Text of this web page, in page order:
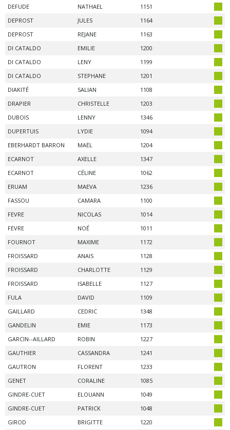
DEFUDE NATHAEL
1151
DEPROST
JULES
1164
DEPROST
REJANE
1163
DI CATALDO
EMILIE
1200
DI CATALDO
LENY
1199
DI CATALDO
STEPHANE
1201
DIAKITÉ
SALIAN
1108
DRAPIER
CHRISTELLE
1203
DUBOIS
LENNY
1346
DUPERTUIS
LYDIE
1094
EBERHARDT BARRON
MAËL
1204
ECARNOT
AXELLE
1347
ECARNOT
CÉLINE
1062
ERUAM
MAEVA
1236
FASSOU
CAMARA
1100
FEVRE
NICOLAS
1014
FEVRE
NOÉ
1011
FOURNOT
MAXIME
1172
FROISSARD
ANAIS
1128
FROISSARD
CHARLOTTE
1129
FROISSARD
ISABELLE
1127
FULA
DAVID
1109
GAILLARD
CEDRIC
1348
GANDELIN
EMIE
1173
GARCIN--AILLARD
ROBIN
1227
GAUTHIER
CASSANDRA
1241
GAUTRON
FLORENT
1233
GENET
CORALINE
1085
GINDRE-CUET
ELOUANN
1049
GINDRE-CUET
PATRICK
1048
GIROD
BRIGITTE
1220